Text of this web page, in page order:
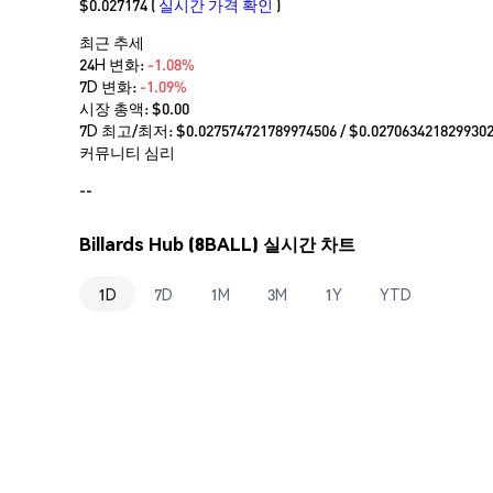
$0.027174 ( 실시간 가격 확인 )
최근 추세
24H 변화: -1.08%
7D 변화: -1.09%
시장 총액:$0.00
7D 최고/최저: $0.027574721789974506/ $
커뮤니티 심리
--
Billards Hub (8BALL) 실시간 차트
1D 7D 1M 3M 1Y YTD